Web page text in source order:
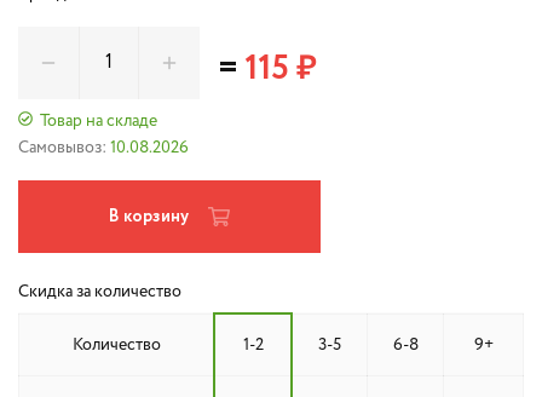
Товар на складе
Самовывоз: 10.08.2026
=115 ₽
В корзину
Скидка за количество
Количество 1-2 3-5 6-8 9+